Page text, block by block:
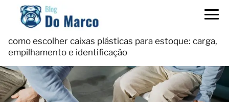
como escolher caixas plásticas para estoque: carga,
empilhamento e identificação